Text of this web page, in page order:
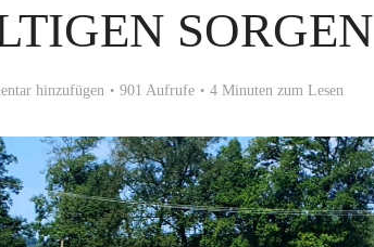
SORGEN
hinzufügen 901 Aufrufe 4 Minuten zum Lesen